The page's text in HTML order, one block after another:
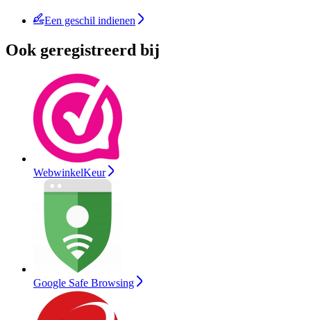
Een geschil indienen
Ook geregistreerd bij
WebwinkelKeur
Google Safe Browsing